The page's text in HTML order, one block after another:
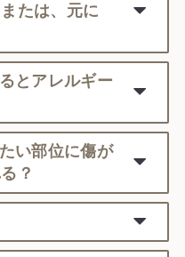
たは、元に
とアレルギー
い部位に傷が
？